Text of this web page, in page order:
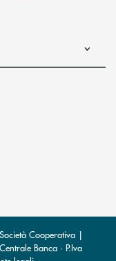
di posta
posta elettronica)
Cooperativa |
Banca · P.Iva